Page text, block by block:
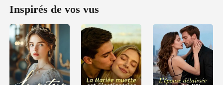
Inspirés de vos vus